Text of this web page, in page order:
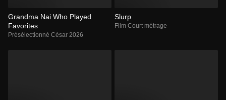
Grandma Nai Who Played
Favorites
Présélectionné César 2026
Slurp
Film Court métrage